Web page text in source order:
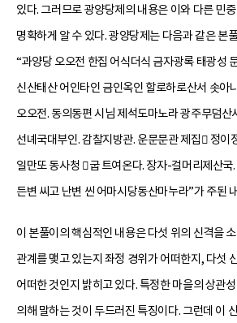
있다. 그러므로 광양당제의 내용은 이와 다른 민
명확하게 알 수 있다. 광양당제는 다음과 같은 본
“과양당 오오전 한집 어식더식 금자광록 태광성
신산태산 어인타인 금인옥인 할로하로산서 솟아
오오전. 동의동편 시님 제석도마노라 광주무덤산
선녜국대부인. 감찰지방관. 운문문관 제집 정이
일만또 동사청 굽 트여온다. 장자-걸머리제산
든변 씨고 난변 씬 어마시당동산마누라”가 주된
이 본풀이의 핵심적인 내용은 다섯 위의 신격을
관계를 맺고 있는지 좌정 경위가 어떠한지, 다섯
어떠한 것인지 밝히고 있다. 특정한 마을의 상관
의해 말하는 것이 두드러진 특징이다. 그런데 이